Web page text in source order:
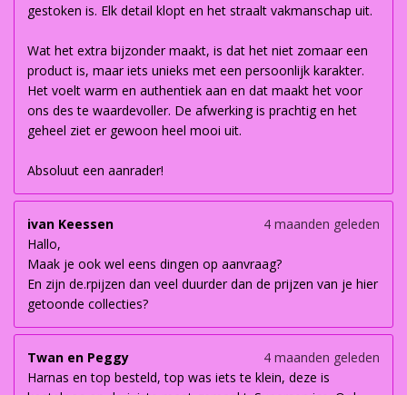
gestoken is. Elk detail klopt en het straalt vakmanschap uit.
Wat het extra bijzonder maakt, is dat het niet zomaar een
product is, maar iets unieks met een persoonlijk karakter.
Het voelt warm en authentiek aan en dat maakt het voor
ons des te waardevoller. De afwerking is prachtig en het
geheel ziet er gewoon heel mooi uit.
Absoluut een aanrader!
ivan Keessen
4 maanden geleden
Hallo,
Maak je ook wel eens dingen op aanvraag?
En zijn de.rpijzen dan veel duurder dan de prijzen van je hier
getoonde collecties?
Twan en Peggy
4 maanden geleden
Harnas en top besteld, top was iets te klein, deze is